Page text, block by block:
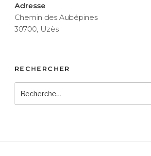
Adresse
Chemin des Aubépines
30700, Uzès
RECHERCHER